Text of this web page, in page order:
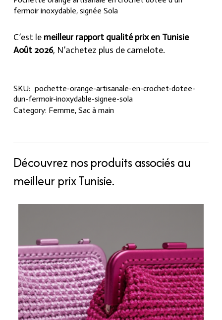
fermoir inoxydable, signée Sola
C’est le meilleur rapport qualité prix en Tunisie
Août 2026, N’achetez plus de camelote.
SKU: pochette-orange-artisanale-en-crochet-dotee-
dun-fermoir-inoxydable-signee-sola
Category: Femme, Sac à main
Découvrez nos produits associés au
meilleur prix Tunisie.